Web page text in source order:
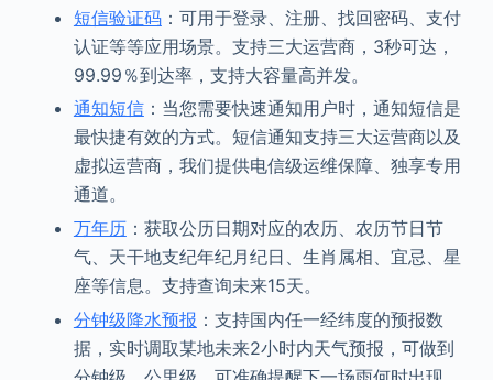
短信验证码：可用于登录、注册、找回密码、支付
认证等等应用场景。支持三大运营商，3秒可达，
99.99％到达率，支持大容量高并发。
通知短信：当您需要快速通知用户时，通知短信是
最快捷有效的方式。短信通知支持三大运营商以及
虚拟运营商，我们提供电信级运维保障、独享专用
通道。
万年历：获取公历日期对应的农历、农历节日节
气、天干地支纪年纪月纪日、生肖属相、宜忌、星
座等信息。支持查询未来15天。
分钟级降水预报 ：支持国内任一经纬度的预报数
据，实时调取某地未来2小时内天气预报，可做到